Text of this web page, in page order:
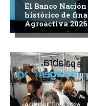
El Banco
histórico de
Agroactiva 2026
AGROACTIVA 2026